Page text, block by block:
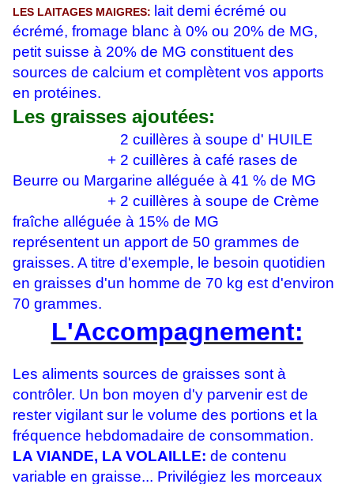
LES LAITAGES MAIGRES: lait demi écrémé ou
écrémé, fromage blanc à 0% ou 20% de MG,
petit suisse à 20% de MG constituent des
sources de calcium et complètent vos apports
en protéines.
Les graisses ajoutées:
2 cuillères à soupe d' HUILE
+ 2 cuillères à café rases de
Beurre ou Margarine alléguée à 41 % de MG
+ 2 cuillères à soupe de Crème
fraîche alléguée à 15% de MG
représentent un apport de 50 grammes de
graisses. A titre d'exemple, le besoin quotidien
en graisses d'un homme de 70 kg est d'environ
70 grammes.
L'Accompagnement:
Les aliments sources de graisses sont à
contrôler. Un bon moyen d'y parvenir est de
rester vigilant sur le volume des portions et la
fréquence hebdomadaire de consommation.
LA VIANDE, LA VOLAILLE: de contenu
variable en graisse... Privilégiez les morceaux